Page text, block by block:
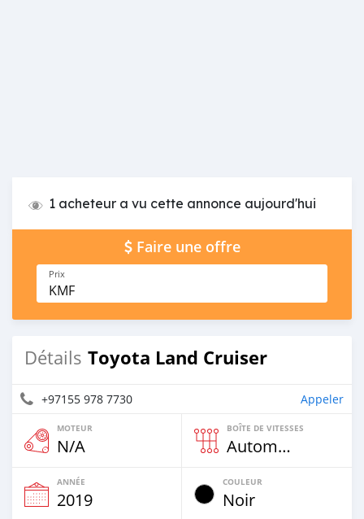
1 acheteur a vu cette annonce aujourd'hui
Faire une offre
Prix
KMF
Détails Toyota Land Cruiser
+97155 978 7730 Appeler
MOTEUR
N/A
BOÎTE DE VITESSES
Automatique
ANNÉE
2019
COULEUR
Noir